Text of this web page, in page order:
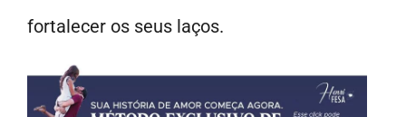
fortalecer os seus laços.